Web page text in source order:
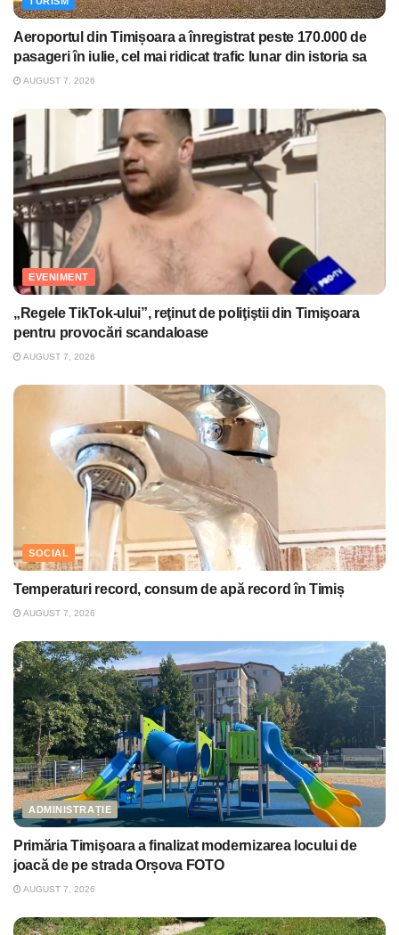
Aeroportul din Timișoara a înregistrat peste 170.000 de
pasageri în iulie, cel mai ridicat trafic lunar din istoria sa
AUGUST 7, 2026
EVENIMENT
„Regele TikTok-ului”, reţinut de poliţiştii din Timişoara
pentru provocări scandaloase
AUGUST 7, 2026
SOCIAL
Temperaturi record, consum de apă record în Timiș
AUGUST 7, 2026
ADMINISTRAȚIE
Primăria Timişoara a finalizat modernizarea locului de
joacă de pe strada Orșova FOTO
AUGUST 7, 2026